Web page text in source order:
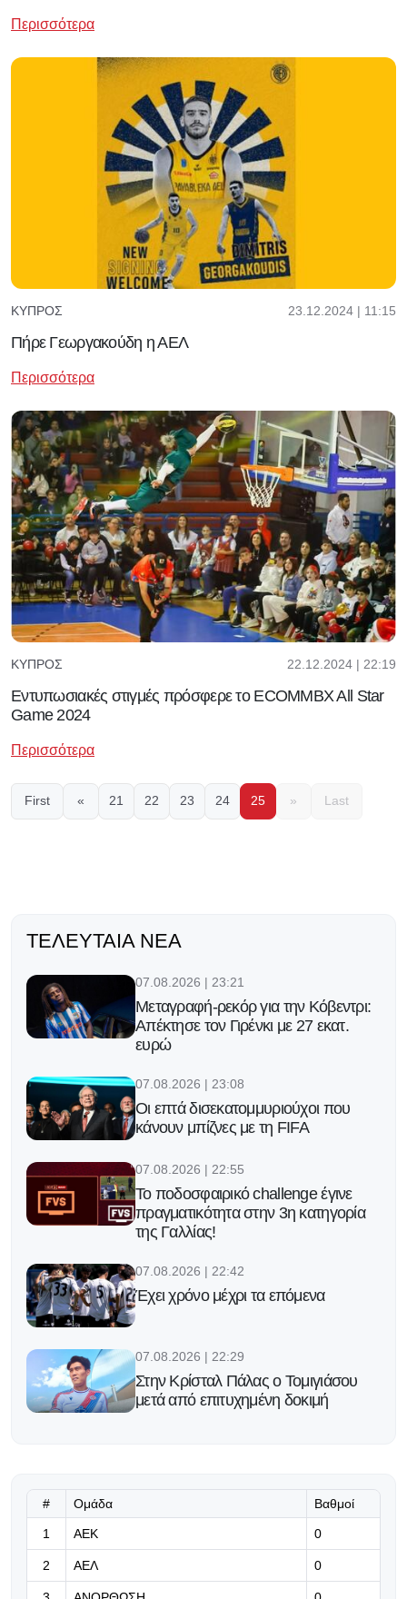
Περισσότερα
ΚΎΠΡΟΣ 23.12.2024 | 11:15
Πήρε Γεωργακούδη η ΑΕΛ
Περισσότερα
ΚΎΠΡΟΣ 22.12.2024 | 22:19
Εντυπωσιακές στιγμές πρόσφερε το ECOMMBX All Star
Game 2024
Περισσότερα
First « 21 22 23 24 25 » Last
ΤΕΛΕΥΤΑΊΑ ΝΈΑ
07.08.2026 | 23:21
Μεταγραφή-ρεκόρ για την Κόβεντρι:
Απέκτησε τον Γιρένκι με 27 εκατ.
ευρώ
07.08.2026 | 23:08
Οι επτά δισεκατομμυριούχοι που
κάνουν μπίζνες με τη FIFA
07.08.2026 | 22:55
Το ποδοσφαιρικό challenge έγινε
πραγματικότητα στην 3η κατηγορία
της Γαλλίας!
07.08.2026 | 22:42
Έχει χρόνο μέχρι τα επόμενα
07.08.2026 | 22:29
Στην Κρίσταλ Πάλας ο Τομιγιάσου
μετά από επιτυχημένη δοκιμή
Η Γαλατασαράι πάει για το
μεταγραφικό «μπαμ» με Μαρτινέλι
# Ομάδα Βαθμοί
1 ΑΕΚ 0
2 ΑΕΛ 0